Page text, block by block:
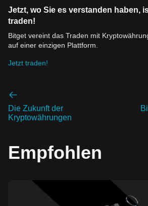
Jetzt, wo Sie es verstanden haben,
traden!
Bitget vereint das Traden mit
auf einer einzigen Plattform.
Jetzt traden!
Die Zukunft der
Kryptowährungen
Empfohlen